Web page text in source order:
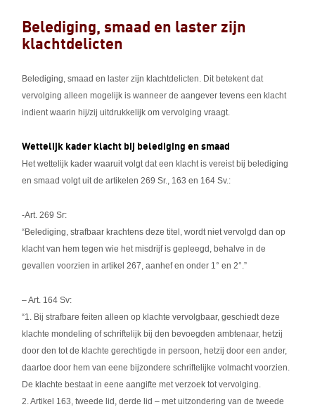
Belediging, smaad en laster zijn
klachtdelicten
Belediging, smaad en laster zijn klachtdelicten. Dit betekent dat
vervolging alleen mogelijk is wanneer de aangever tevens een klacht
indient waarin hij/zij uitdrukkelijk om vervolging vraagt.
Wettelijk kader klacht bij belediging en smaad
Het wettelijk kader waaruit volgt dat een klacht is vereist bij belediging
en smaad volgt uit de artikelen 269 Sr., 163 en 164 Sv.:
-Art. 269 Sr:
“Belediging, strafbaar krachtens deze titel, wordt niet vervolgd dan op
klacht van hem tegen wie het misdrijf is gepleegd, behalve in de
gevallen voorzien in artikel 267, aanhef en onder 1° en 2°.”
– Art. 164 Sv:
“1. Bij strafbare feiten alleen op klachte vervolgbaar, geschiedt deze
klachte mondeling of schriftelijk bij den bevoegden ambtenaar, hetzij
door den tot de klachte gerechtigde in persoon, hetzij door een ander,
daartoe door hem van eene bijzondere schriftelijke volmacht voorzien.
De klachte bestaat in eene aangifte met verzoek tot vervolging.
2. Artikel 163, tweede lid, derde lid – met uitzondering van de tweede